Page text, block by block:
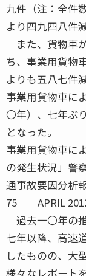
九件（注：全件
より四九四八件
また、貨物車
ち、事業用貨物
よりも五八七件
事業用貨物車に
〇年）、七年ぶ
となった。
事業用貨物車に
の発生状況」警
通事故要因分析
75 APRIL 2012
過去一〇年の
七年以降、高速
したものの、大
様々なレポート